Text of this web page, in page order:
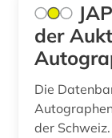
der
Die
der